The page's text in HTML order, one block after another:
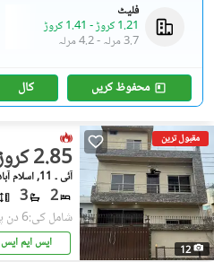
فلیٹ
1.21 کروڑ
- 1.41 کروڑ
3.7 مرلہ
-4.2 مرلہ
محفوظ کریں کال
مقبول ترین
12
2.85 کروڑ
آئی ۔ 11, اسلام آباد
2
3
شامل کی:6 دن پہل
ایس ایم ایس